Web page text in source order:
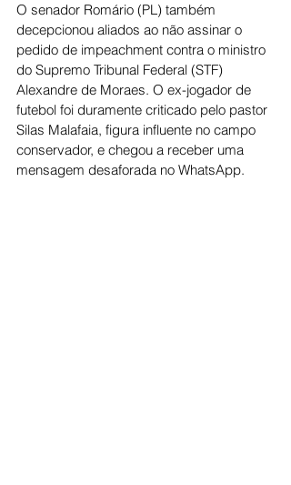
O senador Romário (PL) também
decepcionou aliados ao não assinar o
pedido de impeachment contra o ministro
do Supremo Tribunal Federal (STF)
Alexandre de Moraes. O ex-jogador de
futebol foi duramente criticado pelo pastor
Silas Malafaia, figura influente no campo
conservador, e chegou a receber uma
mensagem desaforada no WhatsApp.